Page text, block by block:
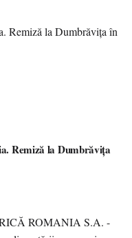
Remiză la Dumbrăvița